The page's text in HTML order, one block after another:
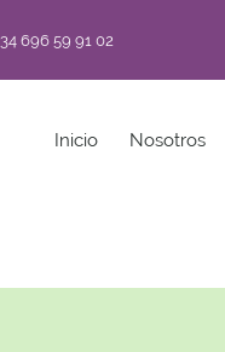
696 59 91 02
Inicio Nosotros